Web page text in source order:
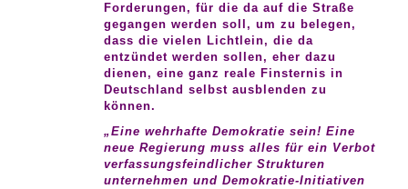
Forderungen, für die da auf die Straße
gegangen werden soll, um zu belegen,
dass die vielen Lichtlein, die da
entzündet werden sollen, eher dazu
dienen, eine ganz reale Finsternis in
Deutschland selbst ausblenden zu
können.
„Eine wehrhafte Demokratie sein! Eine
neue Regierung muss alles für ein Verbot
verfassungsfeindlicher Strukturen
unternehmen und Demokratie-Initiativen